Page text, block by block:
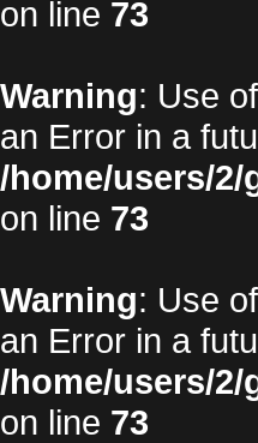
on line 73
Warning: Use
an Error in a
/home/users/
on line 73
Warning: Use
an Error in a
/home/users/
on line 73